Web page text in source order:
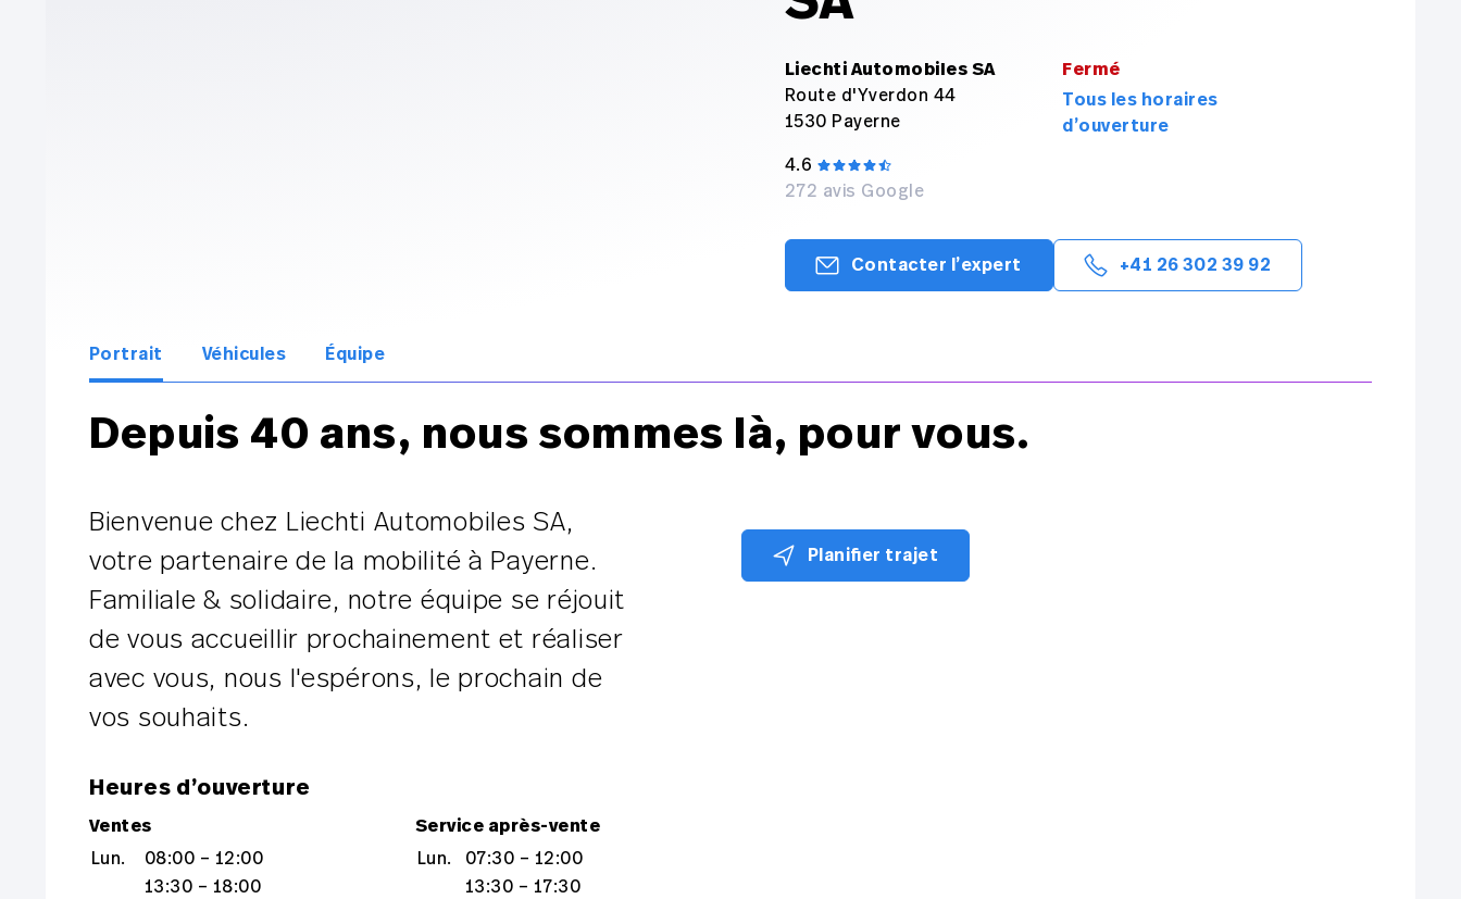
Liechti Automobiles SA
Route d'Yverdon 44
1530 Payerne
4.6
272 avis Google
Fermé
Tous les horaires
d’ouverture
Contacter l’expert +41 26 302 39 92
Portrait Véhicules Équipe
Depuis 40 ans, nous sommes là, pour vous.
Bienvenue chez Liechti Automobiles SA,
votre partenaire de la mobilité à Payerne.
Familiale & solidaire, notre équipe se réjouit
de vous accueillir prochainement et réaliser
avec vous, nous l'espérons, le prochain de
vos souhaits.
Heures d’ouverture
Ventes
Lun.
08:00 – 12:00
13:30 – 18:00
Service après-vente
Lun.
07:30 – 12:00
13:30 – 17:30
Planifier trajet